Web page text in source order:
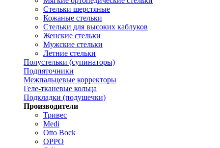
Стельки шерстяные
Кожаные стельки
Стельки для высоких каблуков
Женские стельки
Мужские стельки
Летние стельки
Полустельки (супинаторы)
Подпяточники
Межпальцевые корректоры
Геле-тканевые кольца
Подкладки (подушечки)
Производители
Тривес
Medi
Otto Bock
OPPO